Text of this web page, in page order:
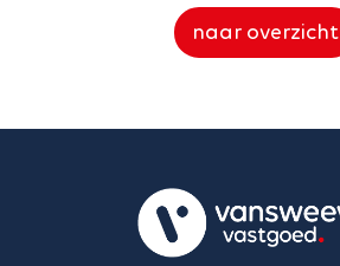
naar overzicht